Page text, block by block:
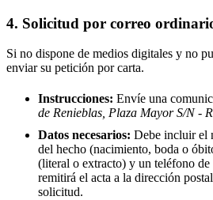
4. Solicitud por correo
Si no dispone de medios digitales y no
enviar su petición por carta.
Instrucciones: Envíe una
de Renieblas, Plaza Mayor S/N -
Datos necesarios: Debe incluir el
del hecho (nacimiento, boda o
(literal o extracto) y un teléfono
remitirá el acta a la dirección
solicitud.